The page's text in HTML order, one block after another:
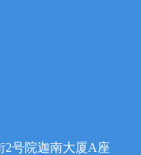
2号院迦南大厦A座